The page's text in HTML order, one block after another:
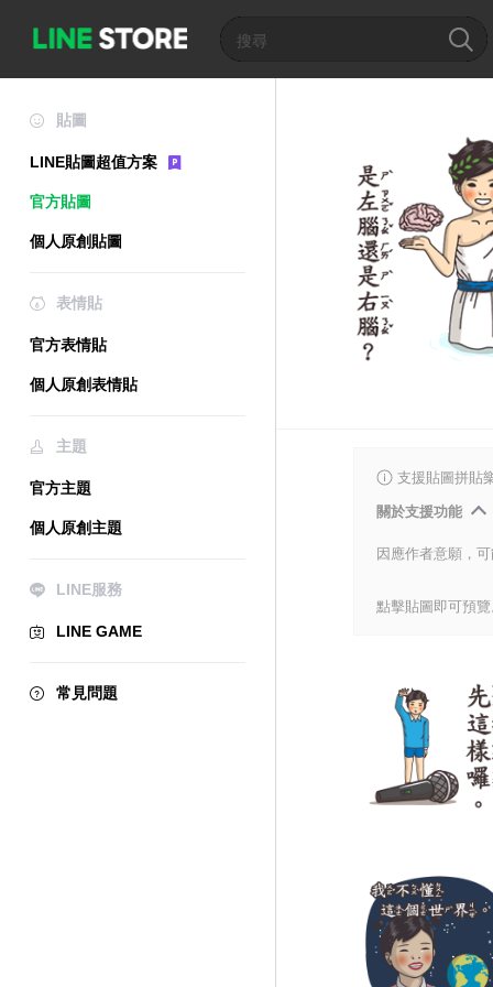
貼圖
LINE貼圖超值方案
官方貼圖
個人原創貼圖
表情貼
官方表情貼
個人原創表情貼
主題
官方主題
個人原創主題
LINE服務
LINE GAME
常見問題
支援貼圖拼貼
關於支援功能
因應作者意願，
點擊貼圖即可預